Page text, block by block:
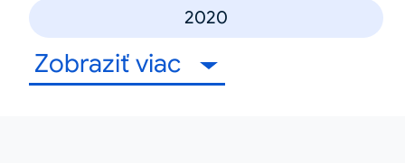
2020
Zobraziť viac